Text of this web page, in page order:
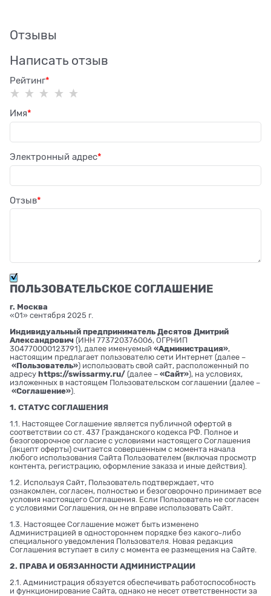
Отзывы
Написать отзыв
Рейтинг
Имя
Электронный адрес
Отзыв
ПОЛЬЗОВАТЕЛЬСКОЕ СОГЛАШЕНИЕ
г. Москва
«01» сентября 2025 г.
Индивидуальный предприниматель Десятов Дмитрий
Александрович (ИНН 773720376006, ОГРНИП
304770000123791), далее именуемый «Администрация»,
настоящим предлагает пользователю сети Интернет (далее –
«Пользователь») использовать свой сайт, расположенный по
адресу https://swissarmy.ru/ (далее – «Сайт»), на условиях,
изложенных в настоящем Пользовательском соглашении (далее –
«Соглашение»).
1. СТАТУС СОГЛАШЕНИЯ
1.1. Настоящее Соглашение является публичной офертой в
соответствии со ст. 437 Гражданского кодекса РФ. Полное и
безоговорочное согласие с условиями настоящего Соглашения
(акцепт оферты) считается совершенным с момента начала
любого использования Сайта Пользователем (включая просмотр
контента, регистрацию, оформление заказа и иные действия).
1.2. Используя Сайт, Пользователь подтверждает, что
ознакомлен, согласен, полностью и безоговорочно принимает все
условия настоящего Соглашения. Если Пользователь не согласен
с условиями Соглашения, он не вправе использовать Сайт.
1.3. Настоящее Соглашение может быть изменено
Администрацией в одностороннем порядке без какого-либо
специального уведомления Пользователя. Новая редакция
Соглашения вступает в силу с момента ее размещения на Сайте.
2. ПРАВА И ОБЯЗАННОСТИ АДМИНИСТРАЦИИ
2.1. Администрация обязуется обеспечивать работоспособность
и функционирование Сайта, однако не несет ответственности за